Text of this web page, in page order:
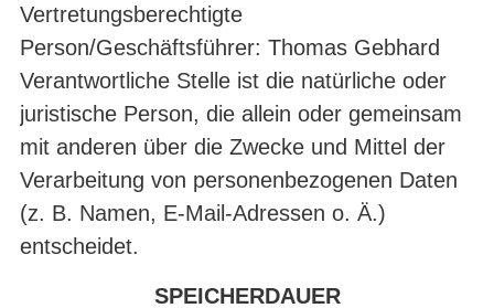
Vertretungsberechtigte
Person/Geschäftsführer: Thomas Gebhard
Verantwortliche Stelle ist die natürliche oder
juristische Person, die allein oder gemeinsam
mit anderen über die Zwecke und Mittel der
Verarbeitung von personenbezogenen Daten
(z. B. Namen, E-Mail-Adressen o. Ä.)
entscheidet.
SPEICHERDAUER